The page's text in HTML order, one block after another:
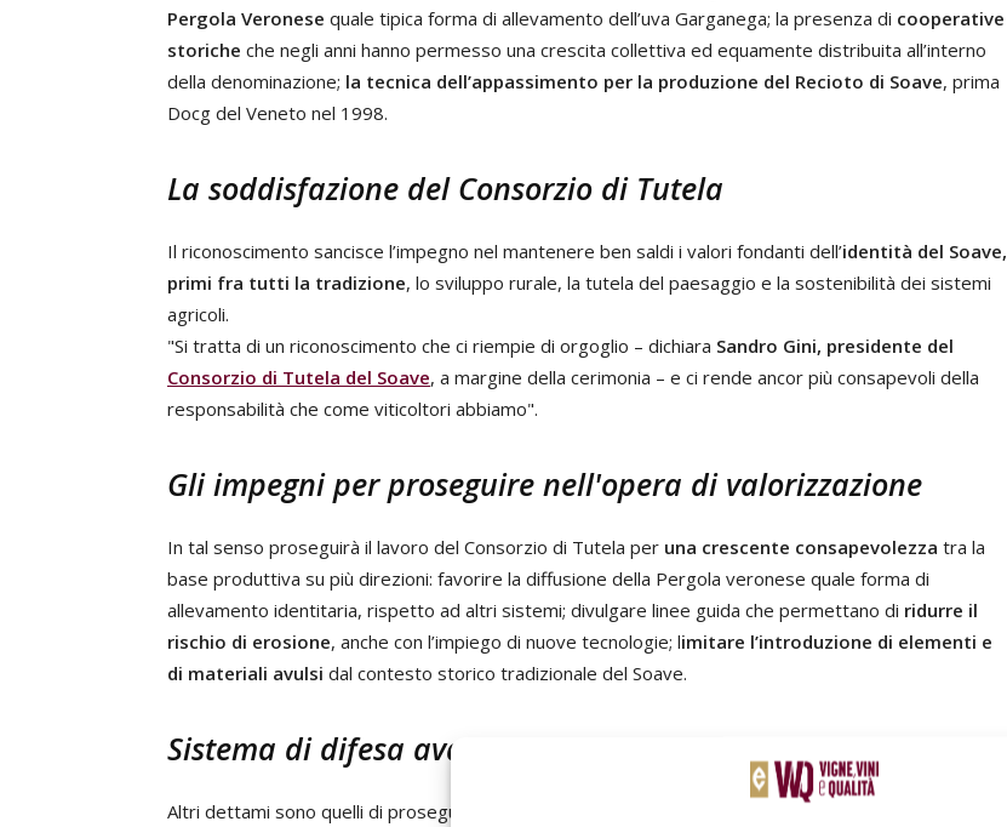
Pergola Veronese quale tipica forma di allevamento dell’uva Garganega; la presenza di cooperative
storiche che negli anni hanno permesso una crescita collettiva ed equamente distribuita all’interno
della denominazione; la tecnica dell’appassimento per la produzione del Recioto di Soave, prima
Docg del Veneto nel 1998.
La soddisfazione del Consorzio di Tutela
Il riconoscimento sancisce l’impegno nel mantenere ben saldi i valori fondanti dell’identità del Soave,
primi fra tutti la tradizione, lo sviluppo rurale, la tutela del paesaggio e la sostenibilità dei sistemi
agricoli.
"Si tratta di un riconoscimento che ci riempie di orgoglio – dichiara Sandro Gini, presidente del
Consorzio di Tutela del Soave, a margine della cerimonia – e ci rende ancor più consapevoli della
responsabilità che come viticoltori abbiamo".
Gli impegni per proseguire nell'opera di valorizzazione
In tal senso proseguirà il lavoro del Consorzio di Tutela per una crescente consapevolezza tra la
base produttiva su più direzioni: favorire la diffusione della Pergola veronese quale forma di
allevamento identitaria, rispetto ad altri sistemi; divulgare linee guida che permettano di ridurre il
rischio di erosione, anche con l’impiego di nuove tecnologie; limitare l’introduzione di elementi e
di materiali avulsi dal contesto storico tradizionale del Soave.
Sistema di difesa avanzata del Soave
Altri dettami sono quelli di proseguire col